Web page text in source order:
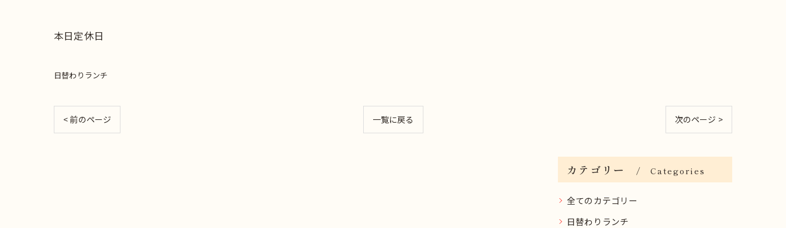
本日定休日
日替わりランチ
< 前のページ 一覧に戻る 次のページ >
カテゴリー Categories
全てのカテゴリー
日替わりランチ